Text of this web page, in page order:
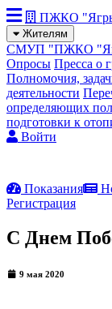
ПЖКО
Жителям
СМУП "ПЖКО
Опросы Пресса о
Полномочия,
деятельности
определяющих
подготовки к
Войти
Показания
Регистрация
С Днем
9 мая 2020